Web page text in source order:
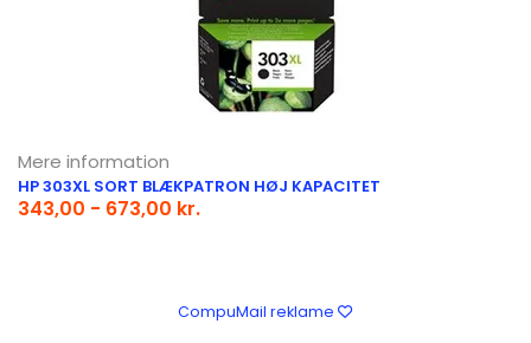
Mere information
HP 303XL SORT BLÆKPATRON HØJ KAPACITET
343,00 - 673,00 kr.
CompuMail reklame